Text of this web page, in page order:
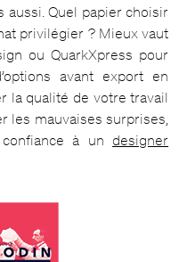
aussi. Quel papier choisir
privilégier ? Mieux vaut
ou QuarkXpress pour
avant export en
la qualité de votre travail
les mauvaises surprises,
à un designer